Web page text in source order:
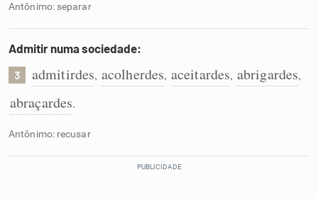
Dicionário
Sinônimos
Antônimo: separar
Admitir numa sociedade:
3 admitirdes, acolherdes, aceitardes, abrigardes,
abraçardes.
Antônimo: recusar